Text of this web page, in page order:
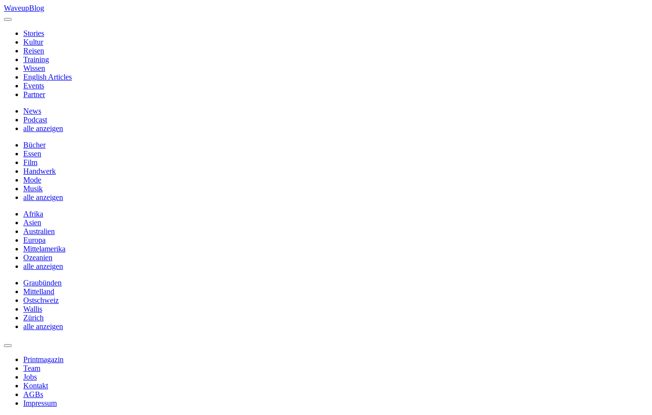
Skip
to
WaveupBlog
Stories
Kultur
Reisen
Training
Wissen
English Articles
Events
Partner
News
Podcast
alle anzeigen
Bücher
Essen
Film
Handwerk
Mode
Musik
alle anzeigen
Afrika
Asien
Australien
Europa
Mittelamerika
Ozeanien
alle anzeigen
Graubünden
Mittelland
Ostschweiz
Wallis
Zürich
alle anzeigen
Printmagazin
Team
Jobs
Kontakt
AGBs
Impressum